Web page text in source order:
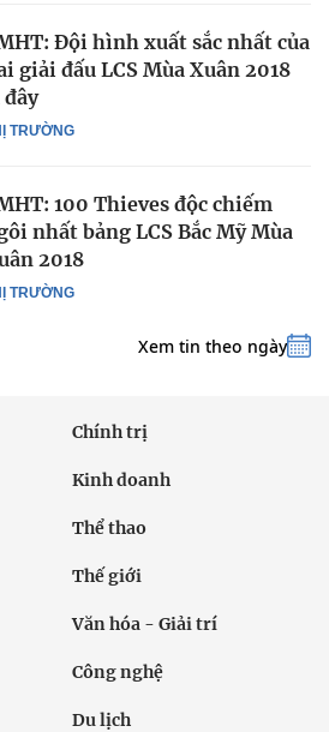
TRƯỜNG
Đội hình xuất sắc nhất của
giải đấu LCS Mùa Xuân 2018
đây
TRƯỜNG
100 Thieves độc chiếm
nhất bảng LCS Bắc Mỹ Mùa
2018
Xem tin theo ngày
Chính trị
Kinh doanh
Thể thao
Thế giới
Văn hóa - Giải trí
Công nghệ
Du lịch